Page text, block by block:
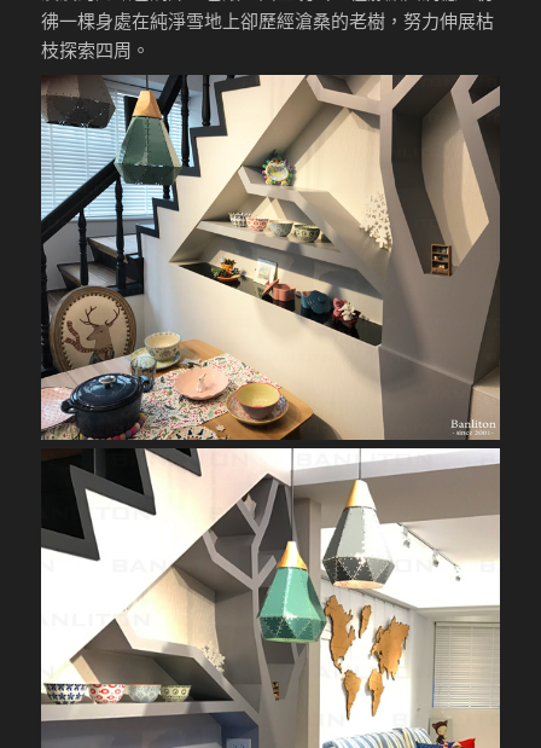
彿一棵身處在純淨雪地上卻歷經滄桑的老樹，努力伸展枯
枝探索四周。